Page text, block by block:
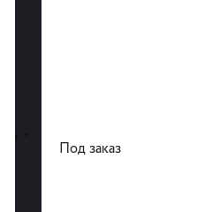
Под заказ